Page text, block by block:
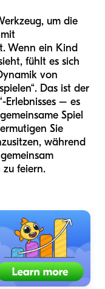
um die
Wenn ein Kind
fühlt es sich
von
Das ist der
Erlebnisses – es
Spiel
Sie
während
zu feiern.